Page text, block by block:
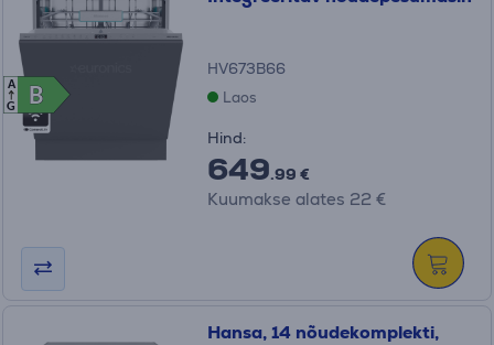
B
B
A
G
HV673B66
Laos
Hind:
649.99 €
Kuumakse alates 22 €
Hansa, 14 nõudekomplekti,